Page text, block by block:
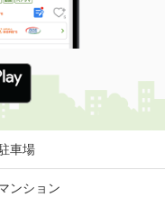
車場
ンション